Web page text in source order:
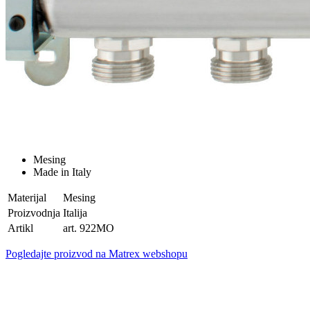
Mesing
Made in Italy
Materijal
Mesing
Proizvodnja Italija
Artikl
art. 922MO
Pogledajte proizvod na Matrex webshopu